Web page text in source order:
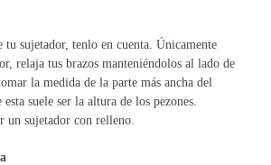
tu sujetador, tenlo en cuenta. Únicamente
relaja tus brazos manteniéndolos al lado de
la medida de la parte más ancha del
suele ser la altura de los pezones.
un sujetador con relleno.